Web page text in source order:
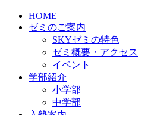
HOME
ゼミのご案内
SKYゼミの特色
ゼミ概要・アクセス
イベント
学部紹介
小学部
中学部